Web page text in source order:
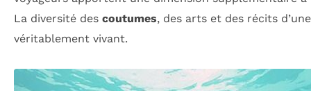
La diversité des coutumes, des arts et des récits
véritablement vivant.